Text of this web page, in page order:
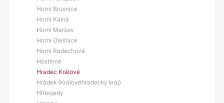
Horní Brusnice
Horní Kalná
Horní Maršov
Horní Olešnice
Horní Radechová
Hostinné
Hradec Králové
Hrádek (Královéhradecký kraj)
Hřibojedy